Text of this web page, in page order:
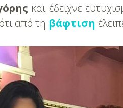
και έδειχνε
από τη βάφτιση